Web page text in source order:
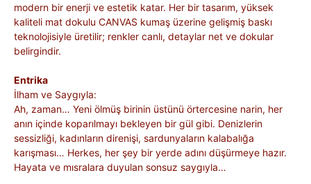
modern bir enerji ve estetik katar. Her bir tasarım, yüksek
kaliteli mat dokulu CANVAS kumaş üzerine gelişmiş baskı
teknolojisiyle üretilir; renkler canlı, detaylar net ve dokular
belirgindir.
Entrika
İlham ve Saygıyla:
Ah, zaman… Yeni ölmüş birinin üstünü örtercesine narin, her
anın içinde koparılmayı bekleyen bir gül gibi. Denizlerin
sessizliği, kadınların direnişi, sardunyaların kalabalığa
karışması… Herkes, her şey bir yerde adını düşürmeye hazır.
Hayata ve mısralara duyulan sonsuz saygıyla…